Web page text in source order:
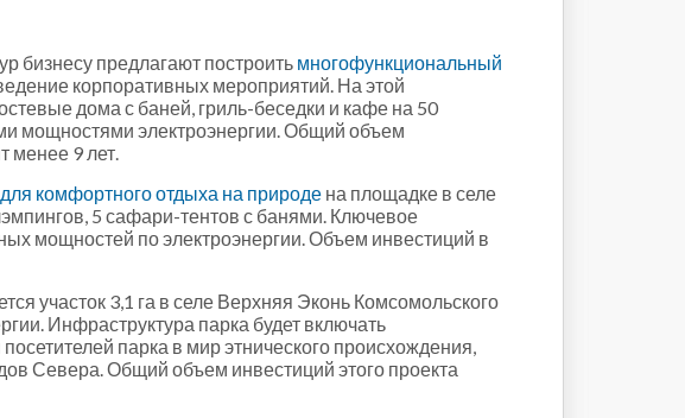
бизнесу предлагают построить многофункциональный
корпоративных мероприятий. На этой
дома с баней, гриль-беседки и кафе на 50
мощностями электроэнергии. Общий объем
менее 9 лет.
комфортного отдыха на природе на площадке в селе
5 сафари-тентов с банями. Ключевое
мощностей по электроэнергии. Объем инвестиций в
участок 3,1 га в селе Верхняя Эконь Комсомольского
Инфраструктура парка будет включать
парка в мир этнического происхождения,
Севера. Общий объем инвестиций этого проекта